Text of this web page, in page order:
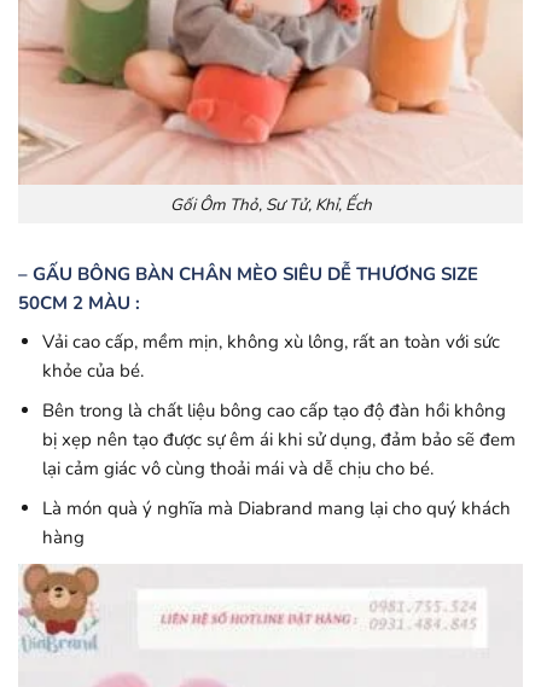
Gối Ôm Thỏ, Sư Tử, Khỉ, Ếch
– GẤU BÔNG BÀN CHÂN MÈO SIÊU DỄ THƯƠNG SIZE
50CM 2 MÀU :
Vải cao cấp, mềm mịn, không xù lông, rất an toàn với sức
khỏe của bé.
Bên trong là chất liệu bông cao cấp tạo độ đàn hồi không
bị xẹp nên tạo được sự êm ái khi sử dụng, đảm bảo sẽ đem
lại cảm giác vô cùng thoải mái và dễ chịu cho bé.
Là món quà ý nghĩa mà Diabrand mang lại cho quý khách
hàng